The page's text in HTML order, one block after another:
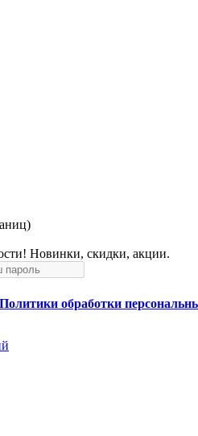
Новинки, скидки, акции.
Политики обработки